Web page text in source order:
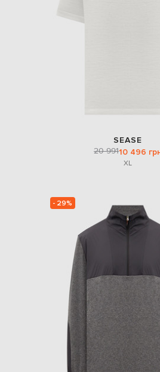
SEASE
20 99110 496
XL
- 29%